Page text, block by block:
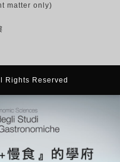
matter only)
Rights Reserved